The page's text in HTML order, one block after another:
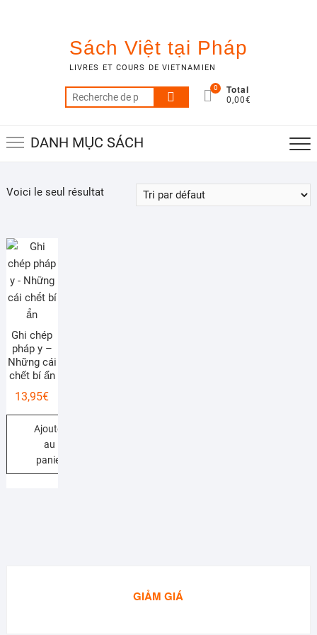
Sách Việt tại Pháp
LIVRES ET COURS DE VIETNAMIEN
Recherche
pour :
0 Total
0,00€
DANH MỤC SÁCH
Voici le seul résultat
Ghi chép
pháp y –
Những cái
chết bí ẩn
13,95€
Ajouter
au
panier
GIẢM GIÁ